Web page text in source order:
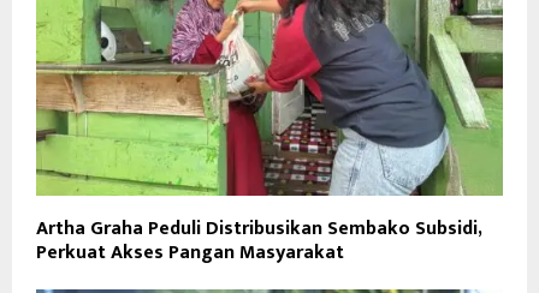
Artha Graha Peduli Distribusikan Sembako Subsidi,
Perkuat Akses Pangan Masyarakat